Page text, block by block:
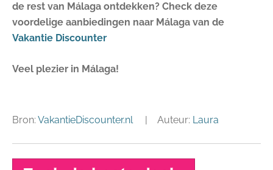
de rest van Málaga ontdekken? Check deze
voordelige aanbiedingen naar Málaga van de
Vakantie Discounter
Veel plezier in Málaga!
Bron: VakantieDiscounter.nl Auteur: Laura